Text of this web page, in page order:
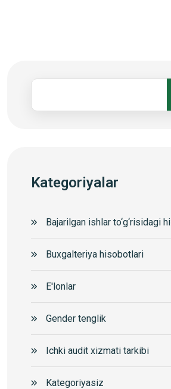
Kategoriyalar
Bajarilgan ishlar to‘g‘risidagi
Buxgalteriya hisobotlari
E'lonlar
Gender tenglik
Ichki audit xizmati tarkibi
Kategoriyasiz